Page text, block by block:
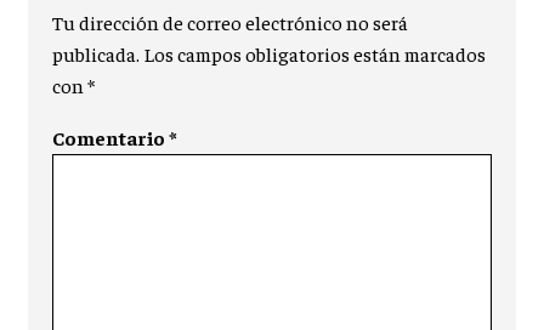
Tu dirección de correo electrónico no será
publicada. Los campos obligatorios están marcados
con*
Comentario*